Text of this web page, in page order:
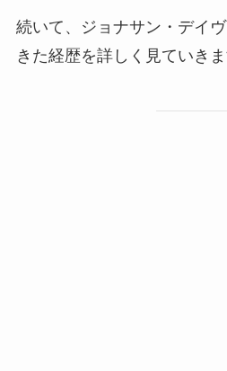
続いて、ジョナサン・デイ
きた経歴を詳しく見ていきま